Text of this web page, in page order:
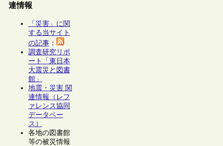
連情報
「災害」に関
する当サイト
の記事：
調査研究リポ
ート「東日本
大震災と図書
館」
地震・災害 関
連情報（レフ
ァレンス協同
データベー
ス）
各地の図書館
等の被災情報